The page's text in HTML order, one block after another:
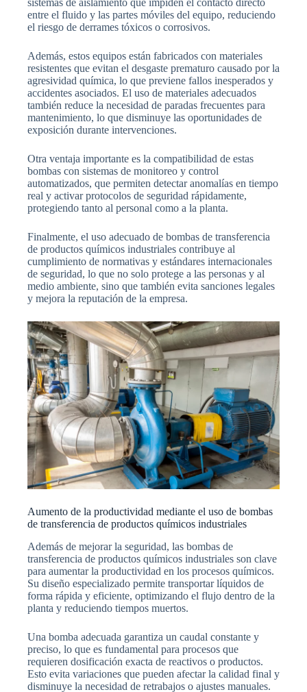
entre el fluido y las partes móviles del equipo, reduciendo
el riesgo de derrames tóxicos o corrosivos.
Además, estos equipos están fabricados con materiales
resistentes que evitan el desgaste prematuro causado por la
agresividad química, lo que previene fallos inesperados y
accidentes asociados. El uso de materiales adecuados
también reduce la necesidad de paradas frecuentes para
mantenimiento, lo que disminuye las oportunidades de
exposición durante intervenciones.
Otra ventaja importante es la compatibilidad de estas
bombas con sistemas de monitoreo y control
automatizados, que permiten detectar anomalías en tiempo
real y activar protocolos de seguridad rápidamente,
protegiendo tanto al personal como a la planta.
Finalmente, el uso adecuado de bombas de transferencia
de productos químicos industriales contribuye al
cumplimiento de normativas y estándares internacionales
de seguridad, lo que no solo protege a las personas y al
medio ambiente, sino que también evita sanciones legales
y mejora la reputación de la empresa.
Aumento de la productividad mediante el uso de bombas
de transferencia de productos químicos industriales
Además de mejorar la seguridad, las bombas de
transferencia de productos químicos industriales son clave
para aumentar la productividad en los procesos químicos.
Su diseño especializado permite transportar líquidos de
forma rápida y eficiente, optimizando el flujo dentro de la
planta y reduciendo tiempos muertos.
Una bomba adecuada garantiza un caudal constante y
preciso, lo que es fundamental para procesos que
requieren dosificación exacta de reactivos o productos.
Esto evita variaciones que pueden afectar la calidad final y
disminuye la necesidad de retrabajos o ajustes manuales.